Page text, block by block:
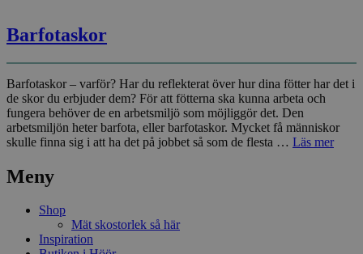
Barfotaskor
Barfotaskor – varför? Har du reflekterat över hur dina fötter har det i
de skor du erbjuder dem? För att fötterna ska kunna arbeta och
fungera behöver de en arbetsmiljö som möjliggör det. Den
arbetsmiljön heter barfota, eller barfotaskor. Mycket få människor
skulle finna sig i att ha det på jobbet så som de flesta … Läs mer
Meny
Shop
Mät skostorlek så här
Inspiration